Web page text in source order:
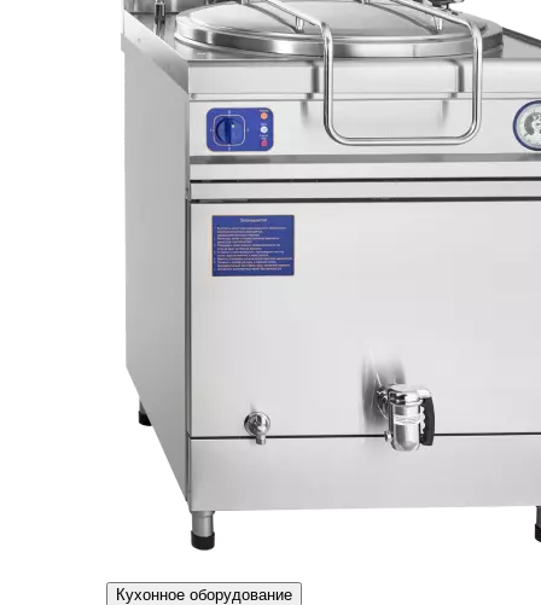
Кухонное оборудование